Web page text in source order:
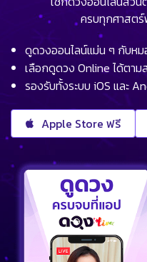
ครบทุกศาสต
ดูดวงออนไลน์แม่น ๆ กับห
เลือกดูดวง Online ได้ตา
รองรับทั้งระบบ iOS และ
Apple Store ฟรี